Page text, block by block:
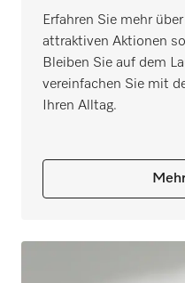
Erfahren Sie mehr
attraktiven Aktionen
Bleiben Sie auf dem
vereinfachen Sie mit
Ihren Alltag.